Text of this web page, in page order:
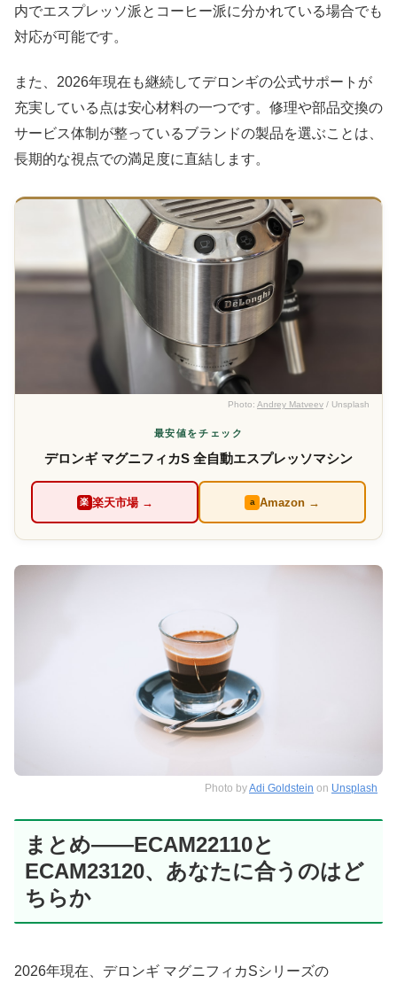
内でエスプレッソ派とコーヒー派に分かれている場合でも
対応が可能です。
また、2026年現在も継続してデロンギの公式サポートが
充実している点は安心材料の一つです。修理や部品交換の
サービス体制が整っているブランドの製品を選ぶことは、
長期的な視点での満足度に直結します。
Photo: Andrey Matveev / Unsplash
最安値をチェック
デロンギ マグニフィカS 全自動エスプレッソマシン
楽 楽天市場 → a Amazon →
Photo byAdi Goldstein on Unsplash
まとめ——ECAM22110と
ECAM23120、あなたに合うのはど
ちらか
2026年現在、デロンギ マグニフィカSシリーズの